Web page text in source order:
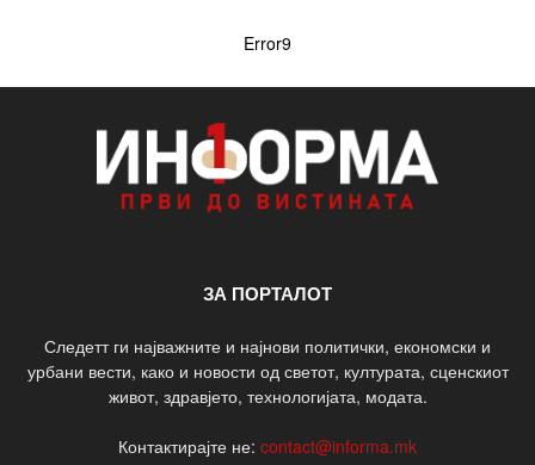
Error9
ЗА ПОРТАЛОТ
Следетт ги најважните и најнови политички, економски и
урбани вести, како и новости од светот, културата, сценскиот
живот, здравјето, технологијата, модата.
Контактирајте не: contact@informa.mk